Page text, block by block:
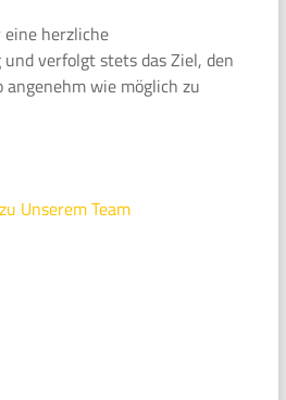
herzliche
verfolgt stets das Ziel, den
wie möglich zu
Unserem Team